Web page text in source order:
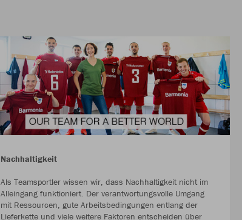
Nachhaltigkeit
Als Teamsportler wissen wir, dass Nachhaltigkeit nicht im
Alleingang funktioniert. Der verantwortungsvolle Umgang
mit Ressourcen, gute Arbeitsbedingungen entlang der
Lieferkette und viele weitere Faktoren entscheiden über